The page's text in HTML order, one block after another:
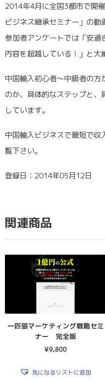
2014年4月に全国3都市で開
ビジネス継承セミナー」の動
参加者アンケートでは「安
内容を超越している！」と大
中国輸入初心者〜中級者の方
のか、具体的なステップと
しています。
中国輸入ビジネスで最短で
覧下さい。
登録日：2014年05月12日
関連商品
一匹狼マーケティング戦略セミ
ナー 完全版
¥9,800
気になるリストに追加